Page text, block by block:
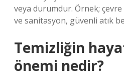
veya durumdur. Örnek;
ve sanitasyon, güvenli atık
Temizliğin
önemi nedir?